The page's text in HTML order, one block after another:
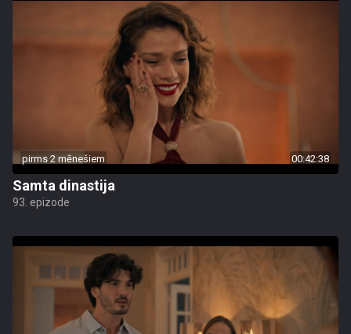
pirms 2 mēnešiem 00:42:38
Samta dinastija
93. epizode